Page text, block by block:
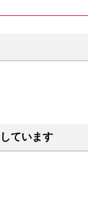
ています